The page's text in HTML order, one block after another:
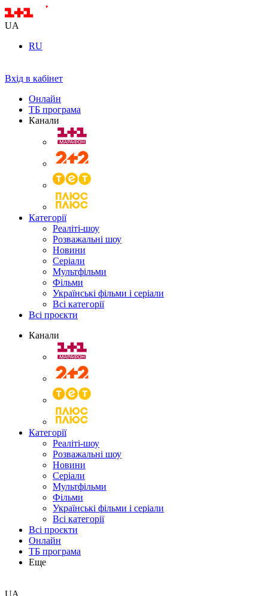
UA
RU
Вхід в кабінет
Онлайн
ТБ програма
Канали
Категорії
Реаліті-шоу
Розважальні шоу
Новини
Серіали
Мультфільми
Фільми
Українські фільми і серіали
Всі категорії
Всі проєкти
Канали
Категорії
Реаліті-шоу
Розважальні шоу
Новини
Серіали
Мультфільми
Фільми
Українські фільми і серіали
Всі категорії
Всі проєкти
Онлайн
ТБ програма
Еще
UA